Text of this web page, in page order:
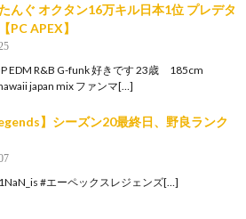
んぐ オクタン16万キル日本1位 プレデタ
PC APEX】
EDM R&B G-funk 好きです 23歳 185cm
japan mix ファンマ[…]
】シーズン20最終日、野良ランク
#エーペックスレジェンズ[…]